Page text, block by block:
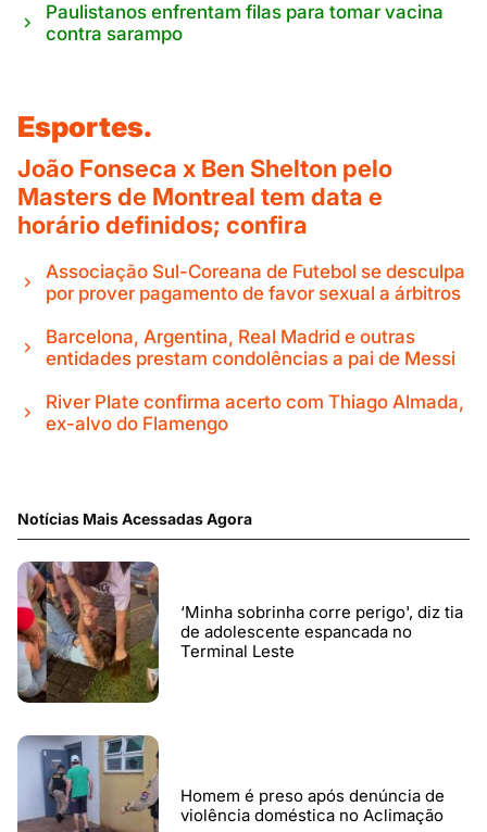
Paulistanos enfrentam filas para tomar vacina
contra sarampo
Esportes.
João Fonseca x Ben Shelton pelo
Masters de Montreal tem data e
horário definidos; confira
Associação Sul-Coreana de Futebol se desculpa
por prover pagamento de favor sexual a árbitros
Barcelona, Argentina, Real Madrid e outras
entidades prestam condolências a pai de Messi
River Plate confirma acerto com Thiago Almada,
ex-alvo do Flamengo
Notícias Mais Acessadas Agora
‘Minha sobrinha corre perigo', diz tia
de adolescente espancada no
Terminal Leste
Homem é preso após denúncia de
violência doméstica no Aclimação